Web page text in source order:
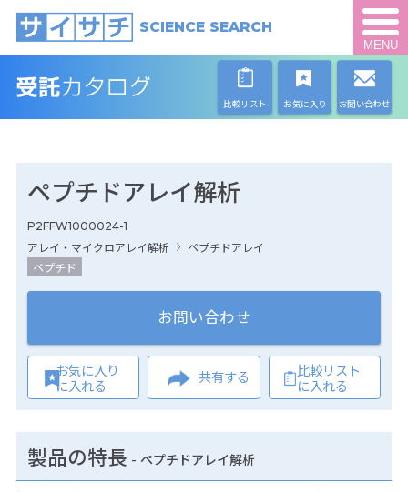
SCIENCE SEARCH
MENU
比較リスト お気に入り お問い合わせ
ペプチドアレイ解析
P2FFW1000024-1
アレイ・マイクロアレイ解析
ペプチドアレイ
ペプチド
お問い合わせ
お気に入り
に入れる
共有する
比較リスト
に入れる
製品の特長 - ペプチドアレイ解析